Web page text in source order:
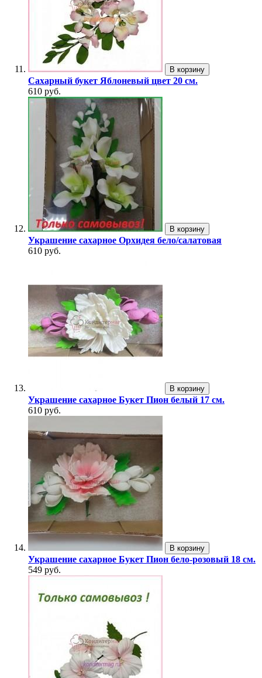
В корзину
Сахарный букет Яблоневый цвет 20 см.
610 руб.
В корзину
Украшение сахарное Орхидея бело/салатовая
610 руб.
В корзину
Украшение сахарное Букет Пион белый 17 см.
610 руб.
В корзину
Украшение сахарное Букет Пион бело-розовый 18 см.
549 руб.